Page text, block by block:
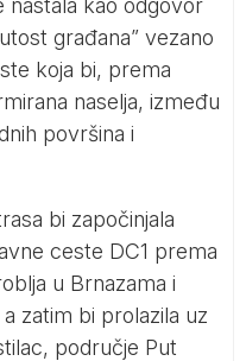
nastala kao odgovor
građana” vezano
koja bi, prema
naselja, između
površina i
bi započinjala
ceste DC1 prema
u Brnazama i
zatim bi prolazila uz
područje Put